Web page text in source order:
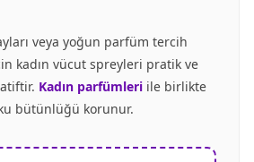
veya yoğun parfüm tercih
kadın vücut spreyleri pratik ve
Kadın parfümleri ile birlikte
bütünlüğü korunur.